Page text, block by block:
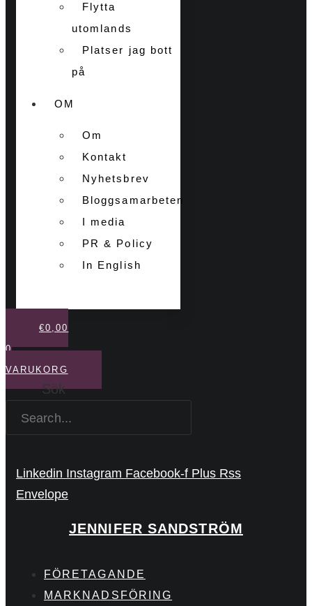
Flytta
utomlands
Platser jag bott
på
OM
Om
Kontakt
Nyhetsbrev
Bloggsamarbeten
I media
PR & Policy
In English
€0,00
0
VARUKORG
Sök
Linkedin Instagram Facebook-f Plus Rss
Envelope
JENNIFER SANDSTRÖM
FÖRETAGANDE
MARKNADSFÖRING